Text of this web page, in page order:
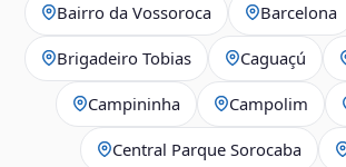
Bairro da Vossoroca Barcelona
Brigadeiro Tobias Caguaçú
Campininha Campolim
Central Parque Sorocaba